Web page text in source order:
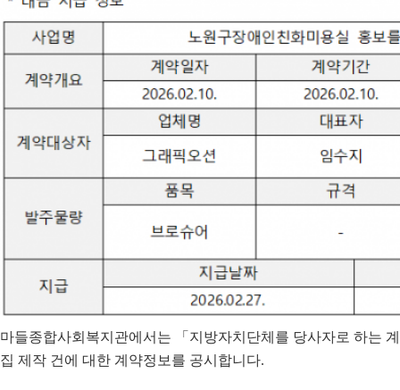
마들종합사회복지관에서는 「 지방자치단체를 당사자로 하는
집 제작 건에 대한 계약정보를 공시합니다.